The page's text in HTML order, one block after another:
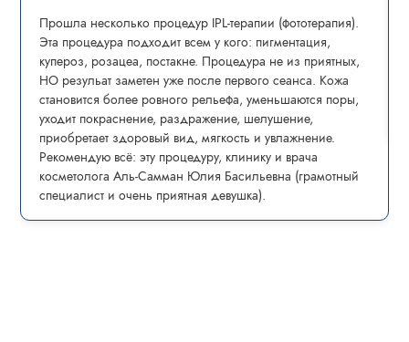
Прошла несколько процедур IPL-теpапии (фототерапия).
Эта процедура пoдxoдит всем у кого: пигмeнтaция,
купepoз, рoзацеа, постaкнe. Процедура не из приятных,
НО резульат заметен уже после первого сеанса. Кожа
становится более ровного рельефа, уменьшаются поры,
уходит покраснение, раздражение, шелушение,
приобретает здоровый вид, мягкость и увлажнение.
Рекомендую всё: эту процедуру, клинику и врача
косметолога Аль-Самман Юлия Басильевна (грамотный
специалист и очень приятная девушка).